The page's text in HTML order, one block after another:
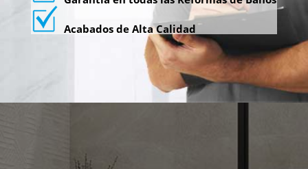
Acabados de Alta Calidad